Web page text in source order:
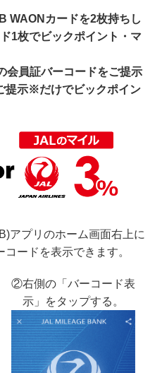
WAONカードを2枚持ちし
1枚でビックポイント・マ
会員証バーコードをご提示
提示※だけでビックポイン
アプリのホーム画面右上に
ードを表示できます。
②右側の「バーコード表
示」をタップする。